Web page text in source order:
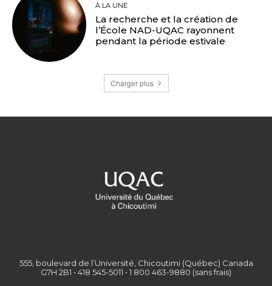
À LA UNE
La recherche et la création de
l’École NAD-UQAC rayonnent
pendant la période estivale
Charger plus
555, boulevard de l’Université, Chicoutimi (Québec) Canada
G7H 2B1 • 418 545-5011 • 1 800 463-9880 (sans frais)